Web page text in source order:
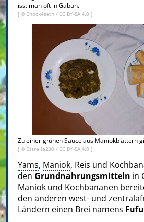
isst man oft in Gabun.
[ © Enock4seth / CC BY-SA 4.0 ]
Zu einer grünen Sauce aus Maniokblättern
[ © Estrella230 / CC BY-SA 4.0 ]
Yams, Maniok, Reis und
den Grundnahrungsmitteln in
Maniok und Kochbananen
den anderen west- und
Ländern einen Brei namens Fufu